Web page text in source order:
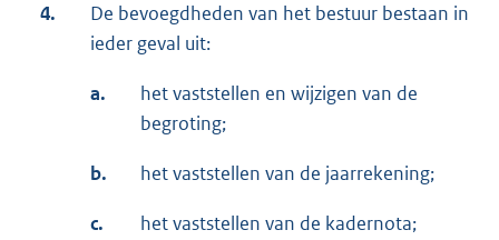
4.
De bevoegdheden van het bestuur bestaan in
ieder geval uit:
a.
het vaststellen en wijzigen van de
begroting;
b. het vaststellen van de jaarrekening;
c. het vaststellen van de kadernota;